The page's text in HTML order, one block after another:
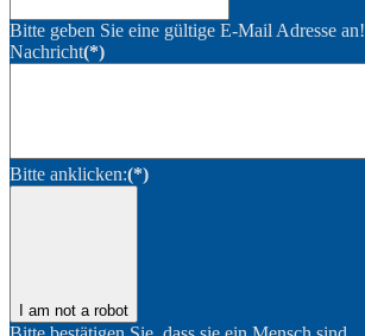
Bitte geben Sie eine gültige E-Mail Adresse an!
Nachricht(*)
Bitte anklicken:(*)
I am not a robot